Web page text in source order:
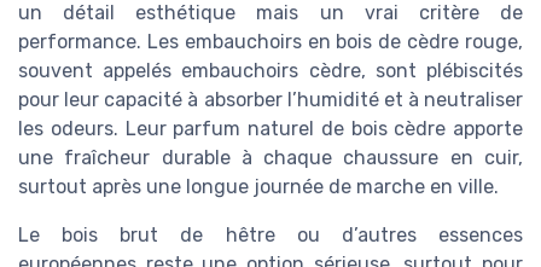
un détail esthétique mais un vrai critère de
performance. Les embauchoirs en bois de cèdre rouge,
souvent appelés embauchoirs cèdre, sont plébiscités
pour leur capacité à absorber l’humidité et à neutraliser
les odeurs. Leur parfum naturel de bois cèdre apporte
une fraîcheur durable à chaque chaussure en cuir,
surtout après une longue journée de marche en ville.
Le bois brut de hêtre ou d’autres essences